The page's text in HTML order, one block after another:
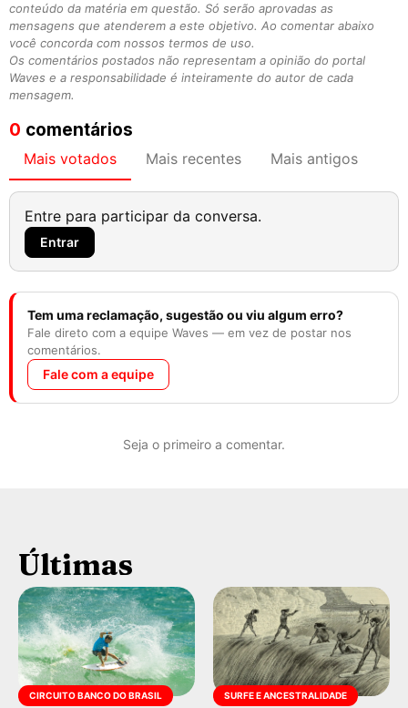
conteúdo da matéria em questão. Só serão aprovadas as
mensagens que atenderem a este objetivo. Ao comentar abaixo
você concorda com nossos termos de uso.
Os comentários postados não representam a opinião do portal
Waves e a responsabilidade é inteiramente do autor de cada
mensagem.
0 comentários
Mais votados Mais recentes Mais antigos
Entre para participar da conversa.
Entrar
Tem uma reclamação, sugestão ou viu algum erro?
Fale direto com a equipe Waves — em vez de postar nos
comentários.
Fale com a equipe
Seja o primeiro a comentar.
Últimas
CIRCUITO BANCO DO BRASIL SURFE E ANCESTRALIDADE